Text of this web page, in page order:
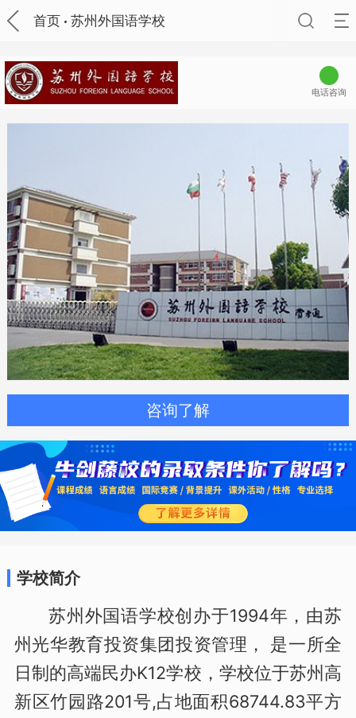
首页 苏州外国语学校
电话咨询
咨询了解
学校简介
苏州外国语学校创办于1994年，由苏
州光华教育投资集团投资管理， 是一所全
日制的高端民办K12学校，学校位于苏州高
新区竹园路201号,占地面积68744.83平方